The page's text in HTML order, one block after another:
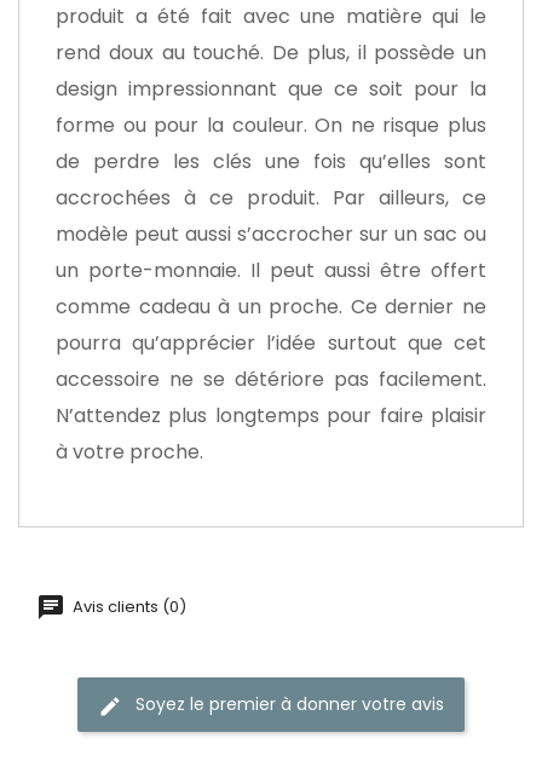
produit a été fait avec une matière qui le
rend doux au touché. De plus, il possède un
design impressionnant que ce soit pour la
forme ou pour la couleur. On ne risque plus
de perdre les clés une fois qu’elles sont
accrochées à ce produit. Par ailleurs, ce
modèle peut aussi s’accrocher sur un sac ou
un porte-monnaie. Il peut aussi être offert
comme cadeau à un proche. Ce dernier ne
pourra qu’apprécier l’idée surtout que cet
accessoire ne se détériore pas facilement.
N’attendez plus longtemps pour faire plaisir
à votre proche.
Avis clients (0)
Soyez le premier à donner votre avis